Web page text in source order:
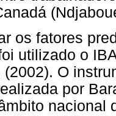
os fatores
utilizado o
(2002). O
por
nacional